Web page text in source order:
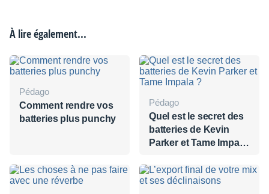
À lire également...
Pédago
Comment rendre vos
batteries plus punchy
Pédago
Quel est le secret des
batteries de Kevin
Parker et Tame Impala